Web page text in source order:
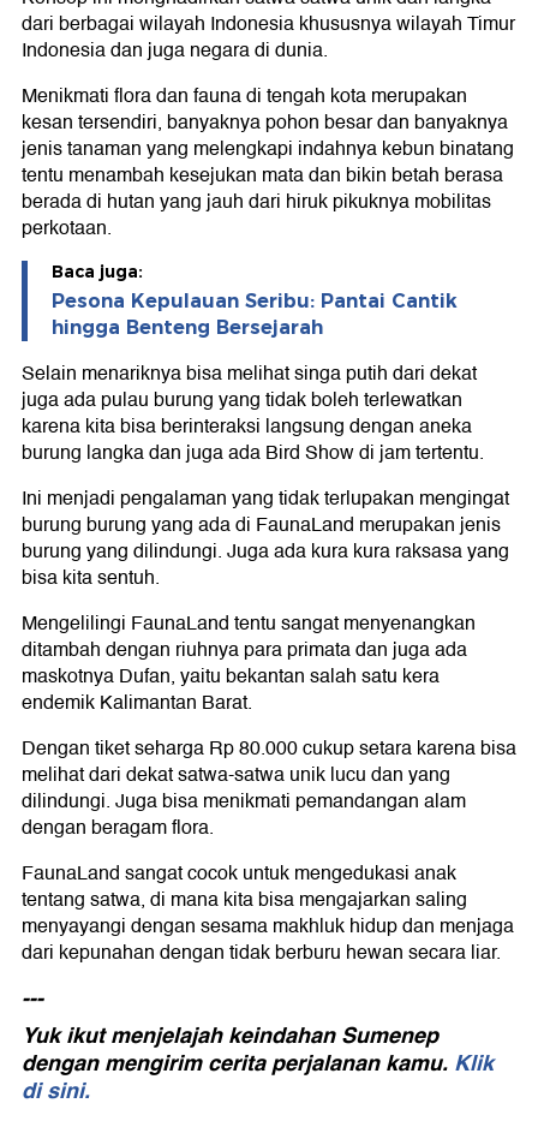
dari berbagai wilayah Indonesia khususnya wilayah Timur
Indonesia dan juga negara di dunia.
Menikmati flora dan fauna di tengah kota merupakan
kesan tersendiri, banyaknya pohon besar dan banyaknya
jenis tanaman yang melengkapi indahnya kebun binatang
tentu menambah kesejukan mata dan bikin betah berasa
berada di hutan yang jauh dari hiruk pikuknya mobilitas
perkotaan.
Baca juga:
Pesona Kepulauan Seribu: Pantai Cantik
hingga Benteng Bersejarah
Selain menariknya bisa melihat singa putih dari dekat
juga ada pulau burung yang tidak boleh terlewatkan
karena kita bisa berinteraksi langsung dengan aneka
burung langka dan juga ada Bird Show di jam tertentu.
Ini menjadi pengalaman yang tidak terlupakan mengingat
burung burung yang ada di FaunaLand merupakan jenis
burung yang dilindungi. Juga ada kura kura raksasa yang
bisa kita sentuh.
Mengelilingi FaunaLand tentu sangat menyenangkan
ditambah dengan riuhnya para primata dan juga ada
maskotnya Dufan, yaitu bekantan salah satu kera
endemik Kalimantan Barat.
Dengan tiket seharga Rp 80.000 cukup setara karena bisa
melihat dari dekat satwa-satwa unik lucu dan yang
dilindungi. Juga bisa menikmati pemandangan alam
dengan beragam flora.
FaunaLand sangat cocok untuk mengedukasi anak
tentang satwa, di mana kita bisa mengajarkan saling
menyayangi dengan sesama makhluk hidup dan menjaga
dari kepunahan dengan tidak berburu hewan secara liar.
---
Yuk ikut menjelajah keindahan Sumenep
dengan mengirim cerita perjalanan kamu. Klik
di sini.